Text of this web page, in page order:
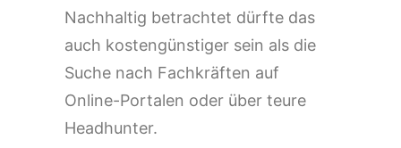
Nachhaltig betrachtet dürfte das
auch kostengünstiger sein als die
Suche nach Fachkräften auf
Online-Portalen oder über teure
Headhunter.